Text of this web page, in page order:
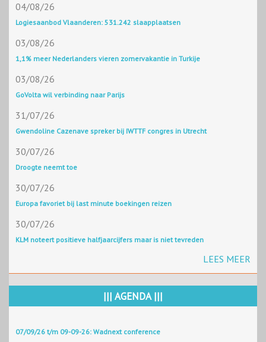
04/08/26
Logiesaanbod Vlaanderen: 531.242 slaapplaatsen
03/08/26
1,1% meer Nederlanders vieren zomervakantie in Turkije
03/08/26
GoVolta wil verbinding naar Parijs
31/07/26
Gwendoline Cazenave spreker bij IWTTF congres in Utrecht
30/07/26
Droogte neemt toe
30/07/26
Europa favoriet bij last minute boekingen reizen
30/07/26
KLM noteert positieve halfjaarcijfers maar is niet tevreden
LEES MEER
||| AGENDA |||
07/09/26 t/m 09-09-26: Wadnext conference